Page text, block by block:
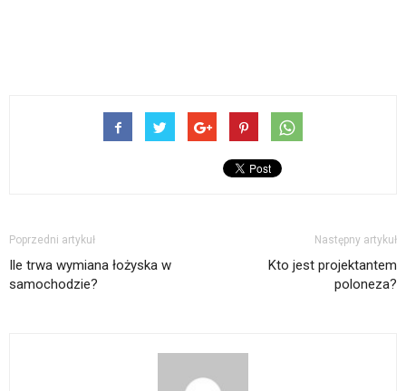
Poprzedni artykuł
Ile trwa wymiana łożyska w
samochodzie?
Następny artykuł
Kto jest projektantem
poloneza?